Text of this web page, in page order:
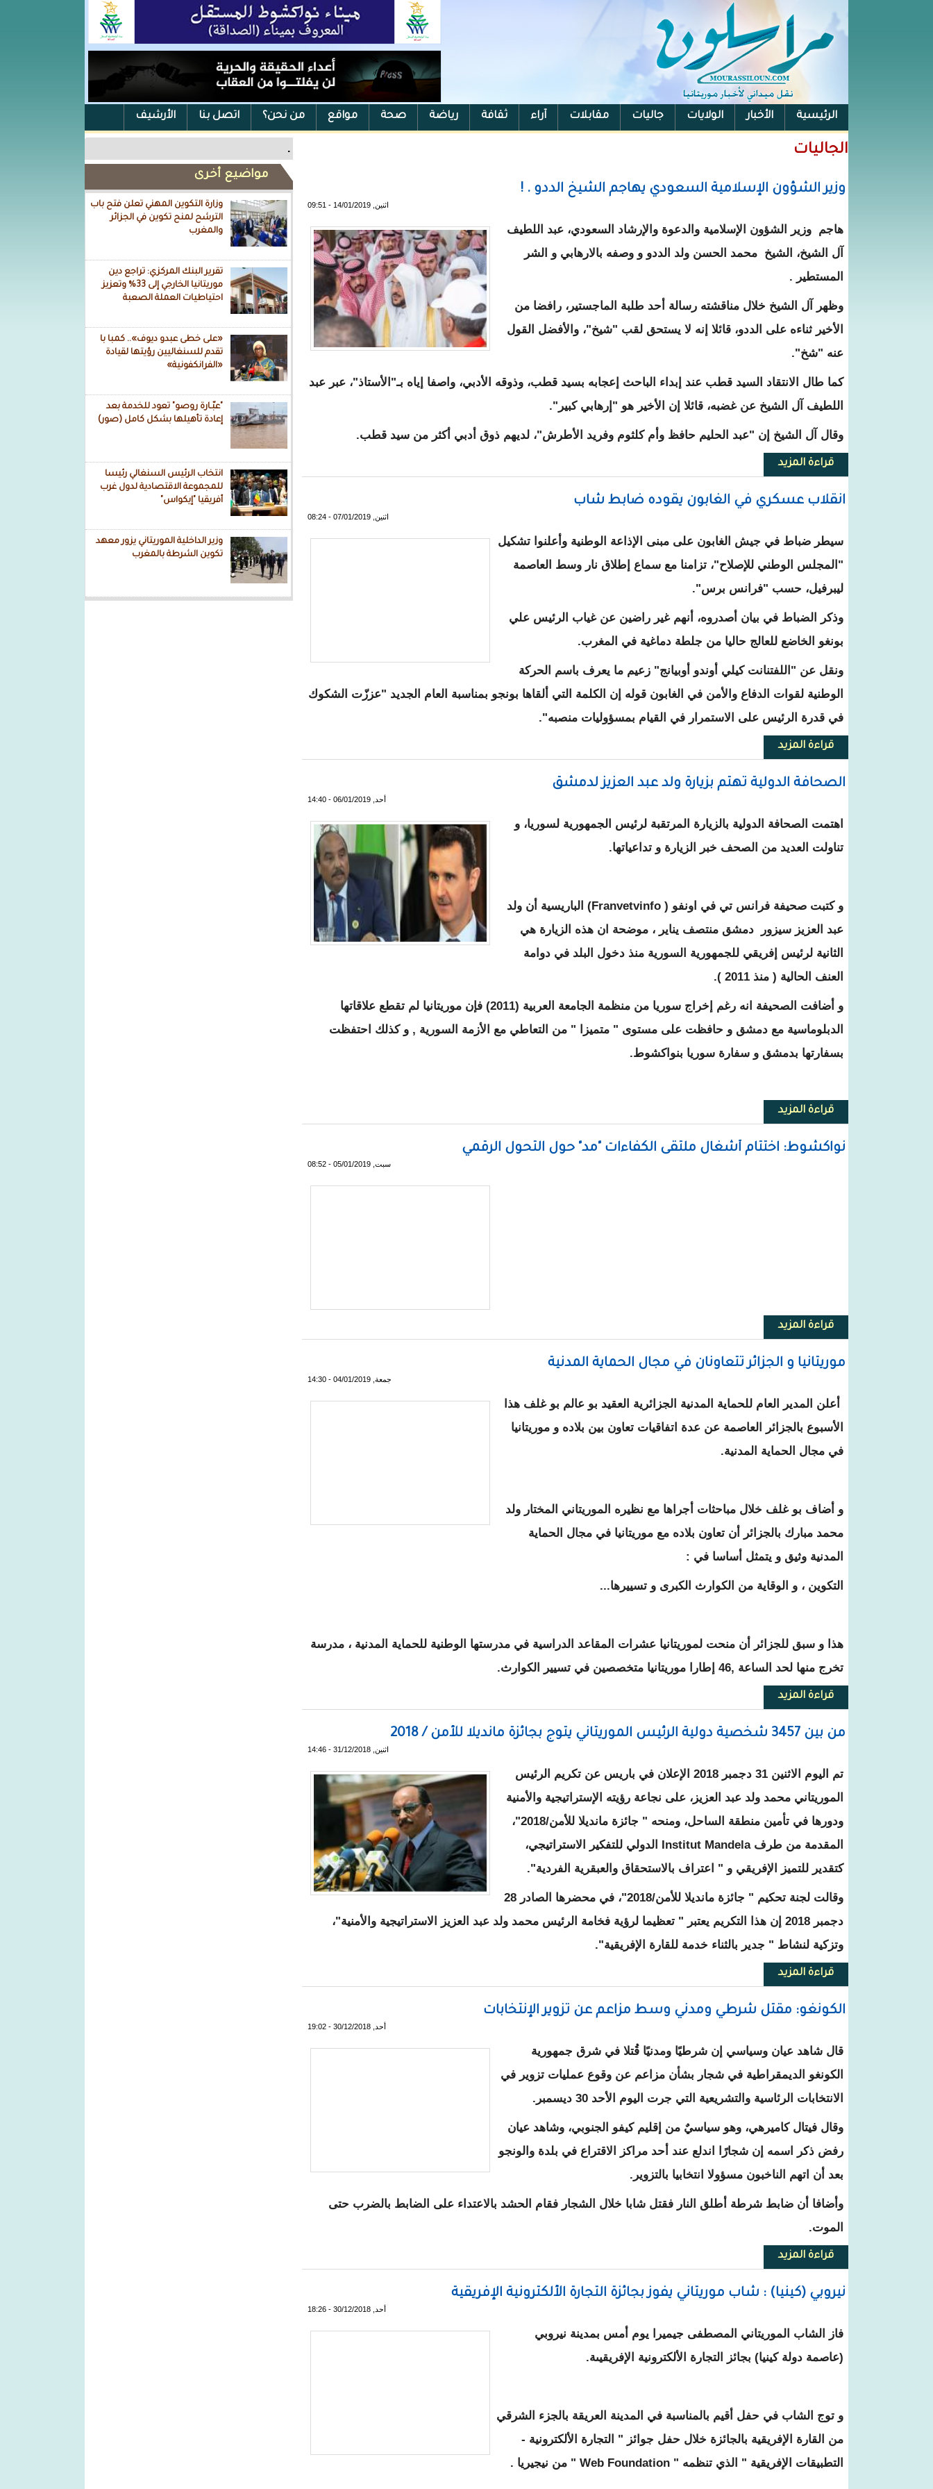
الرئيسية الأخبار الولايات جاليات مقابلات آراء ثقافة رياضة صحة مواقع من نحن؟ اتصل بنا الأرشيف
الفيس بوك .
مواضيع أخرى
وزارة التكوين المهني تعلن فتح باب
الترشح لمنح تكوين في الجزائر
والمغرب
تقرير البنك المركزي: تراجع دين
موريتانيا الخارجي إلى 33% وتعزيز
احتياطيات العملة الصعبة
«على خطى عبدو ديوف».. كمبا با
تقدم للسنغاليين رؤيتها لقيادة
«الفرانكفونية»
"عبّـارة روصو" تعود للخدمة بعد
إعادة تأهيلها بشكل كامل (صور)
انتخاب الرئيس السنغالي رئيسا
للمجموعة الاقتصادية لدول غرب
أفريقيا "إيكواس"
وزير الداخلية الموريتاني يزور معهد
تكوين الشرطة بالمغرب
الجاليات
وزير الشؤون الإسلامية السعودي يهاجم الشيخ الددو . !
اثنين, 14/01/2019 - 09:51
هاجم وزير الشؤون الإسلامية والدعوة والإرشاد السعودي، عبد اللطيف
آل الشيخ، الشيخ محمد الحسن ولد الددو و وصفه بالارهابي و الشر
المستطير .
وظهر آل الشيخ خلال مناقشته رسالة أحد طلبة الماجستير، رافضا من
الأخير ثناءه على الددو، قائلا إنه لا يستحق لقب "شيخ"، والأفضل القول
عنه "شخ".
كما طال الانتقاد السيد قطب عند إبداء الباحث إعجابه بسيد قطب، وذوقه الأدبي، واصفا إياه بـ"الأستاذ"، عبر عبد
اللطيف آل الشيخ عن غضبه، قائلا إن الأخير هو "إرهابي كبير".
وقال آل الشيخ إن "عبد الحليم حافظ وأم كلثوم وفريد الأطرش"، لديهم ذوق أدبي أكثر من سيد قطب.
قراءة المزيدحول وزير الشؤون الإسلامية السعودي يهاجم الشيخ الددو . !
انقلاب عسكري في الغابون يقوده ضابط شاب
اثنين, 07/01/2019 - 08:24
سيطر ضباط في جيش الغابون على مبنى الإذاعة الوطنية وأعلنوا تشكيل
"المجلس الوطني للإصلاح"، تزامنا مع سماع إطلاق نار وسط العاصمة
ليبرفيل، حسب "فرانس برس".
وذكر الضباط في بيان أصدروه، أنهم غير راضين عن غياب الرئيس علي
بونغو الخاضع للعالج حاليا من جلطة دماغية في المغرب.
ونقل عن "اللفتنانت كيلي أوندو أوبيانج" زعيم ما يعرف باسم الحركة
الوطنية لقوات الدفاع والأمن في الغابون قوله إن الكلمة التي ألقاها بونجو بمناسبة العام الجديد "عززّت الشكوك
في قدرة الرئيس على الاستمرار في القيام بمسؤوليات منصبه".
قراءة المزيدحول انقلاب عسكري في الغابون يقوده ضابط شاب
الصحافة الدولية تهتم بزيارة ولد عبد العزيز لدمشق
أحد, 06/01/2019 - 14:40
اهتمت الصحافة الدولية بالزيارة المرتقبة لرئيس الجمهورية لسوريا، و
تناولت العديد من الصحف خبر الزيارة و تداعياتها.
و كتبت صحيفة فرانس تي في اونفو ( Franvetvinfo) الباريسية أن ولد
عبد العزيز سيزور دمشق منتصف يناير ، موضحة ان هذه الزيارة هي
الثانية لرئيس إفريقي للجمهورية السورية منذ دخول البلد في دوامة
العنف الحالية ( منذ 2011 ).
و أضافت الصحيفة انه رغم إخراج سوريا من منظمة الجامعة العربية (2011) فإن موريتانيا لم تقطع علاقاتها
الدبلوماسية مع دمشق و حافظت على مستوى " متميزا " من التعاطي مع الأزمة السورية , و كذلك احتفظت
بسفارتها بدمشق و سفارة سوريا بنواكشوط.
قراءة المزيدحول الصحافة الدولية تهتم بزيارة ولد عبد العزيز لدمشق
نواكشوط: اختتام أشغال ملتقى الكفاءات "مد" حول التحول الرقمي
سبت, 05/01/2019 - 08:52
قراءة المزيدحول نواكشوط: اختتام أشغال ملتقى الكفاءات "مد" حول التحول الرقمي
موريتانيا و الجزائر تتعاونان في مجال الحماية المدنية
جمعة, 04/01/2019 - 14:30
أعلن المدير العام للحماية المدنية الجزائرية العقيد بو عالم بو غلف هذا
الأسبوع بالجزائر العاصمة عن عدة اتفاقيات تعاون بين بلاده و موريتانيا
في مجال الحماية المدنية.
و أضاف بو غلف خلال مباحثات أجراها مع نظيره الموريتاني المختار ولد
محمد مبارك بالجزائر أن تعاون بلاده مع موريتانيا في مجال الحماية
المدنية وثيق و يتمثل أساسا في :
التكوين ، و الوقاية من الكوارث الكبرى و تسييرها...
هذا و سبق للجزائر أن منحت لموريتانيا عشرات المقاعد الدراسية في مدرستها الوطنية للحماية المدنية ، مدرسة
تخرج منها لحد الساعة ,46 إطارا موريتانيا متخصصين في تسيير الكوارث.
قراءة المزيدحول موريتانيا و الجزائر تتعاونان في مجال الحماية المدنية
من بين 3457 شخصية دولية الرئيس الموريتاني يتوج بجائزة مانديلا للأمن / 2018
اثنين, 31/12/2018 - 14:46
تم اليوم الاثنين 31 دجمبر 2018 الإعلان في باريس عن تكريم الرئيس
الموريتاني محمد ولد عبد العزيز، على نجاعة رؤيته الإستراتيجية والأمنية
ودورها في تأمين منطقة الساحل، ومنحه " جائزة مانديلا للأمن/2018"،
المقدمة من طرف Institut Mandela الدولي للتفكير الاستراتيجي،
كتقدير للتميز الإفريقي و " اعتراف بالاستحقاق والعبقرية الفردية".
وقالت لجنة تحكيم " جائزة مانديلا للأمن/2018"، في محضرها الصادر 28
دجمبر 2018 إن هذا التكريم يعتبر " تعظيما لرؤية فخامة الرئيس محمد ولد عبد العزيز الاستراتيجية والأمنية"،
وتزكية لنشاط " جدير بالثناء خدمة للقارة الإفريقية".
قراءة المزيدحول من بين 3457 شخصية دولية الرئيس الموريتاني يتوج بجائزة مانديلا للأمن / 2018
الكونغو: مقتل شرطي ومدني وسط مزاعم عن تزوير الإنتخابات
أحد, 30/12/2018 - 19:02
قال شاهد عيان وسياسي إن شرطيًا ومدنيًا قُتلا في شرق جمهورية
الكونغو الديمقراطية في شجار بشأن مزاعم عن وقوع عمليات تزوير في
الانتخابات الرئاسية والتشريعية التي جرت اليوم الأحد 30 ديسمبر.
وقال فيتال كاميرهي، وهو سياسيٌ من إقليم كيفو الجنوبي، وشاهد عيان
رفض ذكر اسمه إن شجارًا اندلع عند أحد مراكز الاقتراع في بلدة والونجو
بعد أن اتهم الناخبون مسؤولا انتخابيا بالتزوير.
وأضافا أن ضابط شرطة أطلق النار فقتل شابا خلال الشجار فقام الحشد بالاعتداء على الضابط بالضرب حتى
الموت.
قراءة المزيدحول الكونغو: مقتل شرطي ومدني وسط مزاعم عن تزوير الإنتخابات
نيروبي (كينيا) : شاب موريتاني يفوز بجائزة التجارة الألكترونية الإفريقية
أحد, 30/12/2018 - 18:26
فاز الشاب الموريتاني المصطفى جيميرا يوم أمس بمدينة نيروبي
(عاصمة دولة كينيا) بجائز التجارة الألكترونية الإفريقيىة.
و توج الشاب في حفل أقيم بالمناسبة في المدينة العريقة بالجزء الشرقي
من القارة الإفريقية بالجائزة خلال حفل جوائز " التجارة الألكترونية -
التطبيقات الإفريقية " الذي تنظمه " Web Foundation " من نيجيريا .